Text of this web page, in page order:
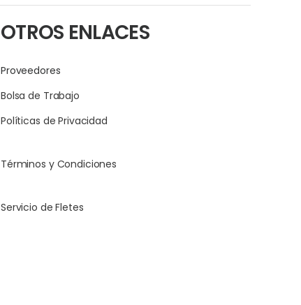
OTROS ENLACES
Proveedores
Bolsa de Trabajo
Políticas de Privacidad
Términos y Condiciones
Servicio de Fletes